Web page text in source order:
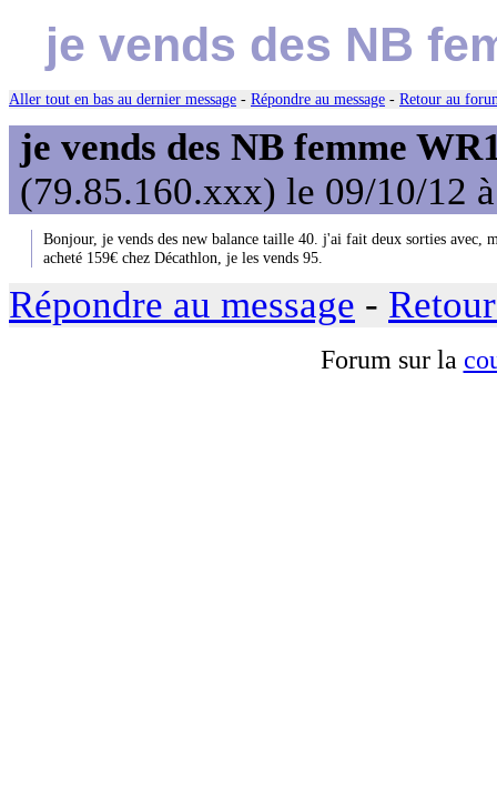
je vends des NB
Aller tout en bas au dernier message - Répondre au message - Retour au
je vends des NB femme
(79.85.160.xxx) le 09/10/12
Bonjour, je vends des new balance taille 40. j'ai fait deux sorties avec,
acheté 159€ chez Décathlon, je les vends 95.
Répondre au message -
Forum sur la